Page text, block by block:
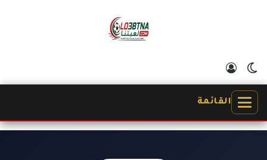
الوضع المظلم
القائمة